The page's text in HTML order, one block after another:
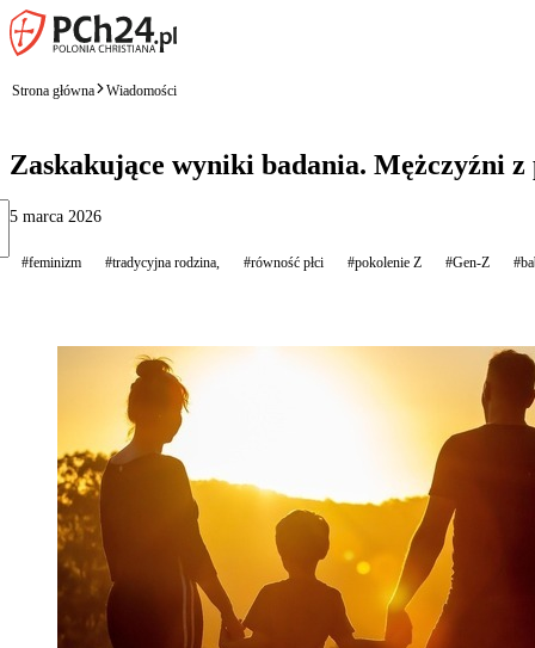
Strona główna Wiadomości
Zaskakujące wyniki badania. Mężczyźni
5 marca 2026
#feminizm #tradycyjna rodzina, #równość płci #pokolenie Z #Gen-Z